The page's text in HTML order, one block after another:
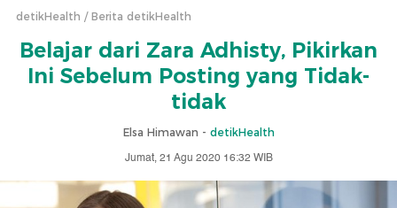
detikHealth Berita detikHealth
Belajar dari Zara Adhisty, Pikirkan
Ini Sebelum Posting yang Tidak-
tidak
Elsa Himawan - detikHealth
Jumat, 21 Agu 2020 16:32 WIB